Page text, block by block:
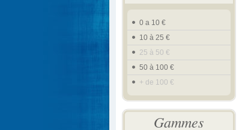
0 a 10 €
10 à 25 €
25 à 50 €
50 à 100 €
+ de 100 €
Gammes